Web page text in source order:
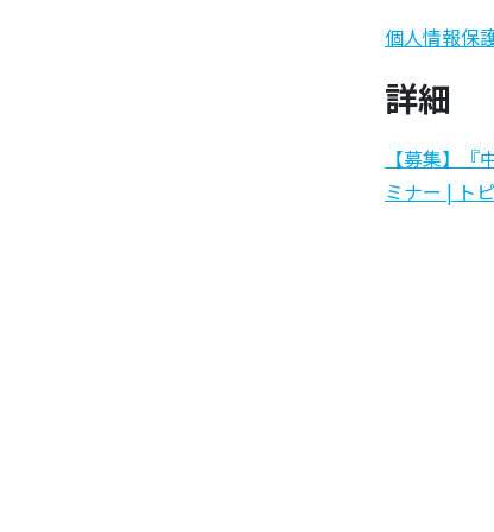
個人情報保
詳細
【募集】
ミナー | ト